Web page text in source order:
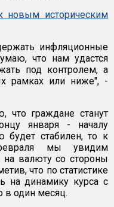
новым историческим
инфляционные
что нам удастся
под контролем, а
рамках или ниже", -
граждане станут
января - началу
будет стабилен, то к
мы увидим
на валюту со стороны
что по статистике
на динамику курса с
в один месяц.